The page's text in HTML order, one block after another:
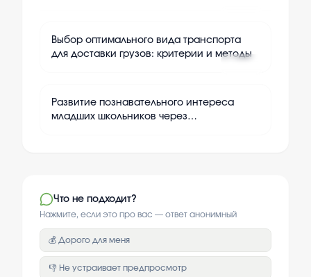
Выбор оптимального вида транспорта
для доставки грузов: критерии и методы
Развитие познавательного интереса
младших школьников через
Что не подходит?
Нажмите, если это про вас — ответ анонимный
💰 Дорого для меня
👎 Не устраивает предпросмотр